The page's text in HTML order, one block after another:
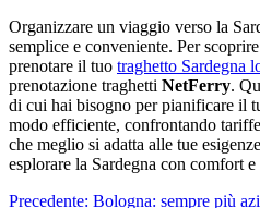
Organizzare un viaggio verso la
semplice e conveniente. Per
prenotare il tuo traghetto Sardegna
prenotazione traghetti NetFerry.
di cui hai bisogno per pianificare il
modo efficiente, confrontando
che meglio si adatta alle tue
esplorare la Sardegna con comfort
Precedente: Bologna: sempre più